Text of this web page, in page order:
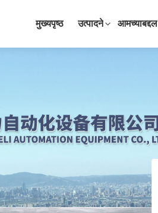
मुख्यपृष्ठ उत्पादने आमच्याबद्दल